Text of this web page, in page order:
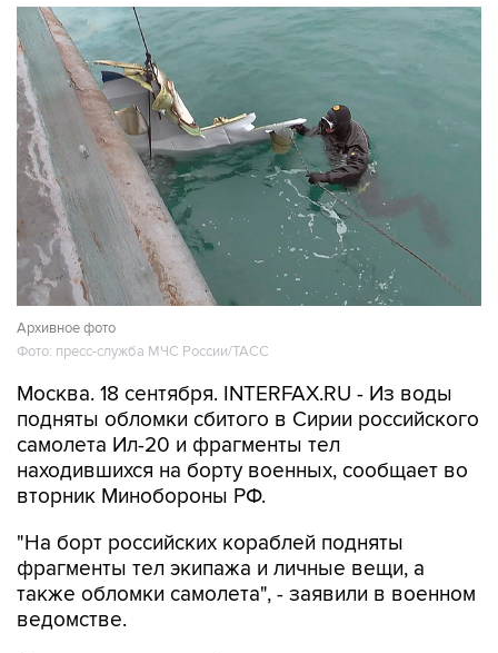
Архивное фото
Фото: пресс-служба МЧС России/ТАСС
Москва. 18 сентября. INTERFAX.RU - Из воды
подняты обломки сбитого в Сирии российского
самолета Ил-20 и фрагменты тел
находившихся на борту военных, сообщает во
вторник Минобороны РФ.
"На борт российских кораблей подняты
фрагменты тел экипажа и личные вещи, а
также обломки самолета", - заявили в военном
ведомстве.